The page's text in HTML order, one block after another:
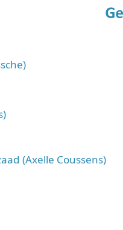
(Axelle Coussens)